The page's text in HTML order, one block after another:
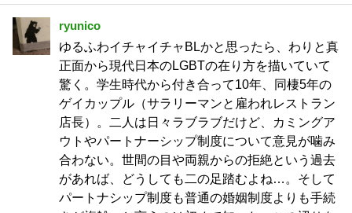
ryunico
ゆるふわイチャイチャBLかと思ったら、わりと真
正面から現代日本のLGBTの在り方を描いていて
驚く。学生時代から付き合って10年、同棲5年の
ゲイカップル（サラリーマンと雇われレストラン
店長）。二人は日々ラブラブだけど、カミングア
ウトやパートナーシップ制度について意見が噛み
合わない。世間の目や両親からの拒絶という過去
があれば、どうしても二の足踏むよね…。そして
パートナシップ制度も普通の婚姻制度よりも手続